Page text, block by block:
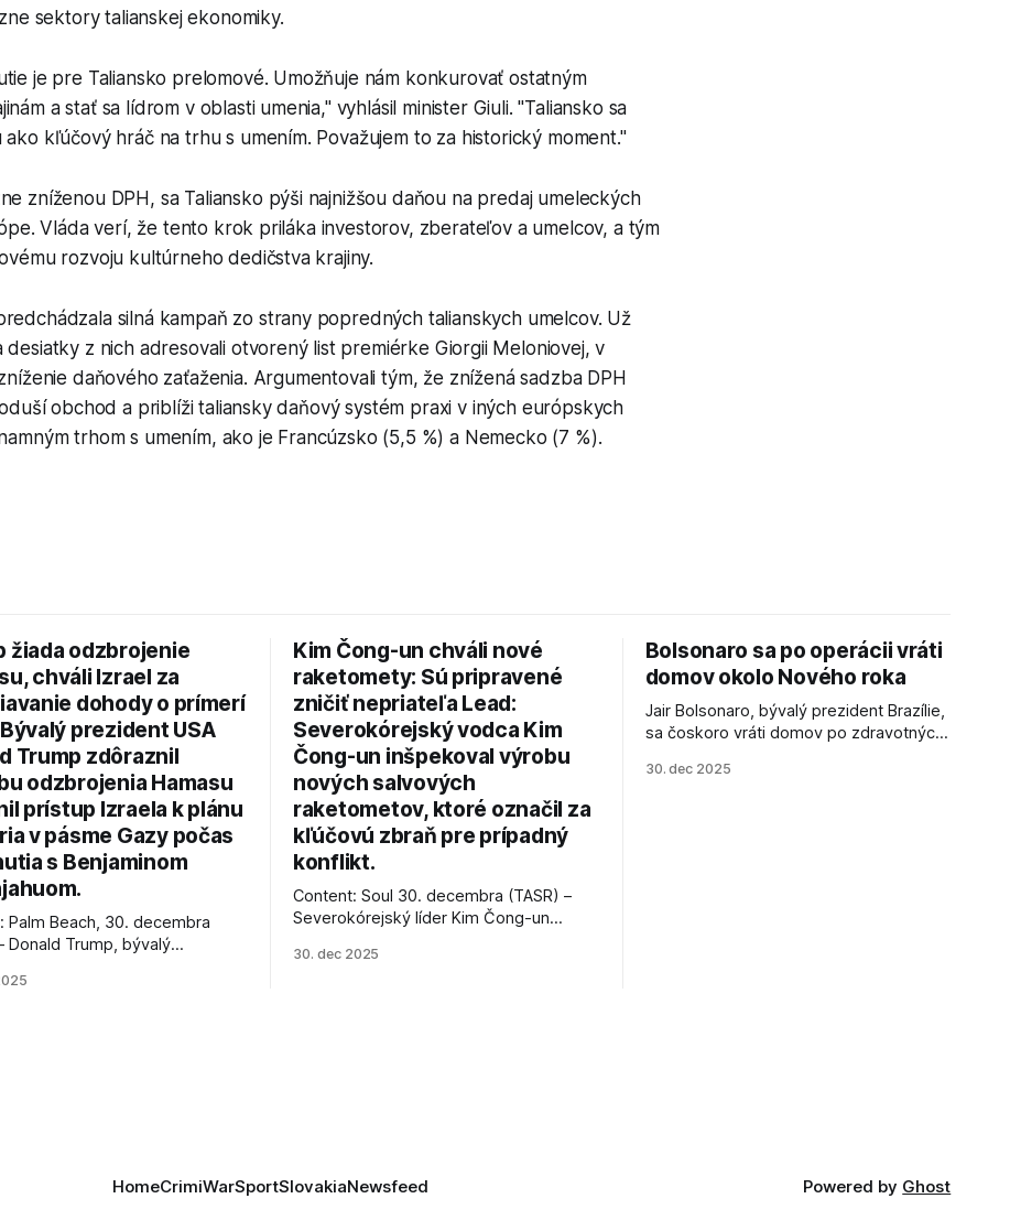
sektory talianskej ekonomiky.
je pre Taliansko prelomové. Umožňuje nám konkurovať ostatným
a stať sa lídrom v oblasti umenia," vyhlásil minister Giuli. "Taliansko sa
ako kľúčový hráč na trhu s umením. Považujem to za historický moment."
zníženou DPH, sa Taliansko pýši najnižšou daňou na predaj umeleckých
Vláda verí, že tento krok priláka investorov, zberateľov a umelcov, a tým
rozvoju kultúrneho dedičstva krajiny.
silná kampaň zo strany popredných talianskych umelcov. Už
desiatky z nich adresovali otvorený list premiérke Giorgii Meloniovej, v
daňového zaťaženia. Argumentovali tým, že znížená sadzba DPH
obchod a priblíži taliansky daňový systém praxi v iných európskych
trhom s umením, ako je Francúzsko (5,5 %) a Nemecko (7 %).
žiada odzbrojenie
chváli Izrael za
dohody o prímerí
prezident USA
Trump zdôraznil
odzbrojenia Hamasu
prístup Izraela k plánu
v pásme Gazy počas
s Benjaminom
Palm Beach, 30. decembra
Donald Trump, bývalý
odzbrojenie palestínskeho
Kim Čong-un chváli nové
raketomety: Sú pripravené
zničiť nepriateľa Lead:
Severokórejský vodca Kim
Čong-un inšpekoval výrobu
nových salvových
raketometov, ktoré označil za
kľúčovú zbraň pre prípadný
konflikt.
Content: Soul 30. decembra (TASR) –
Severokórejský líder Kim Čong-un
najnovšie salvové raketomety a nešetril
30. dec 2025
Bolsonaro sa po operácii vráti
domov okolo Nového roka
Jair Bolsonaro, bývalý prezident Brazílie,
sa čoskoro vráti domov po zdravotných
30. dec 2025
HomeCrimiWarSportSlovakiaNewsfeed Powered by Ghost